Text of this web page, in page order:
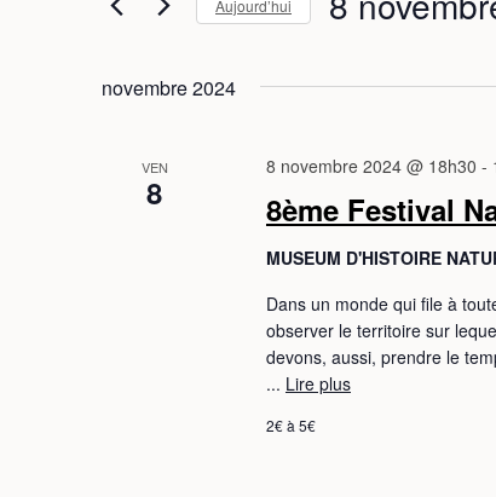
Aujourd’hui
c
i
o
n
e
z
novembre 2024
VEN
8 8ème Festival
8 novembre 2024 @ 18h30 -
MUSEUM D'HISTOIRE
Dans un monde qui file à
observer le territoire sur
devons, aussi, prendre le
... Lire plus
2€ à 5€